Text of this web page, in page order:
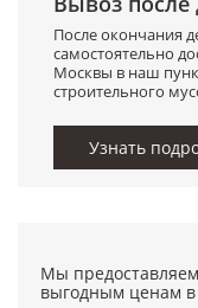
После окончания
самостоятельно
Москвы в наш
строительного
Узнать
Мы
выгодным ценам в